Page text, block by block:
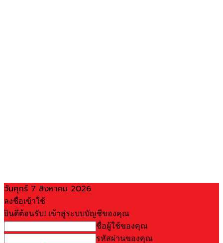
วันศุกร์ 7 สิงหาคม 2026
ลงชื่อเข้าใช้
ยินดีต้อนรับ! เข้าสู่ระบบบัญชีของคุณ
ชื่อผู้ใช้ของคุณ
รหัสผ่านของคุณ